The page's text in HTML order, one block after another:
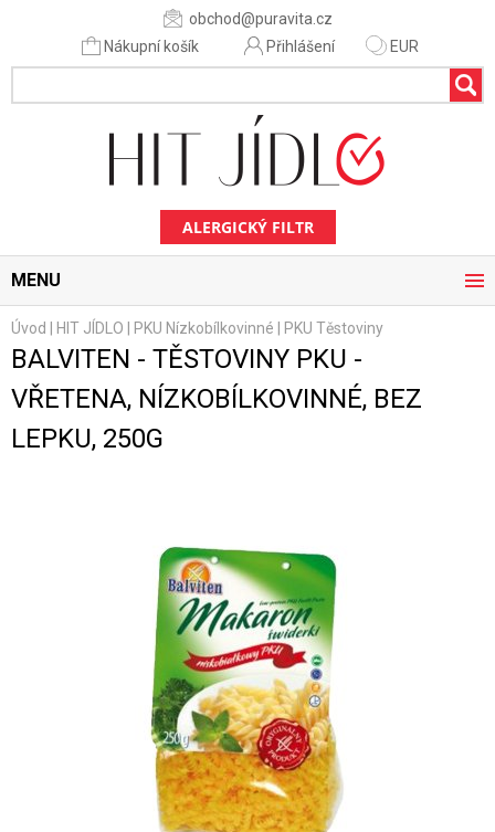
obchod@puravita.cz
Nákupní košík
Přihlášení EUR
ALERGICKÝ FILTR
MENU
Úvod HIT JÍDLO PKU Nízkobílkovinné PKU Těstoviny
BALVITEN - TĚSTOVINY PKU -
VŘETENA, NÍZKOBÍLKOVINNÉ, BEZ
LEPKU, 250G